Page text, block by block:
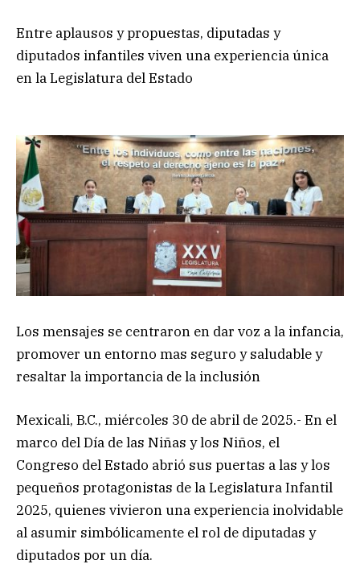
Entre aplausos y propuestas, diputadas y
diputados infantiles viven una experiencia única
en la Legislatura del Estado
Los mensajes se centraron en dar voz a la infancia,
promover un entorno mas seguro y saludable y
resaltar la importancia de la inclusión
Mexicali, B.C., miércoles 30 de abril de 2025.- En el
marco del Día de las Niñas y los Niños, el
Congreso del Estado abrió sus puertas a las y los
pequeños protagonistas de la Legislatura Infantil
2025, quienes vivieron una experiencia inolvidable
al asumir simbólicamente el rol de diputadas y
diputados por un día.